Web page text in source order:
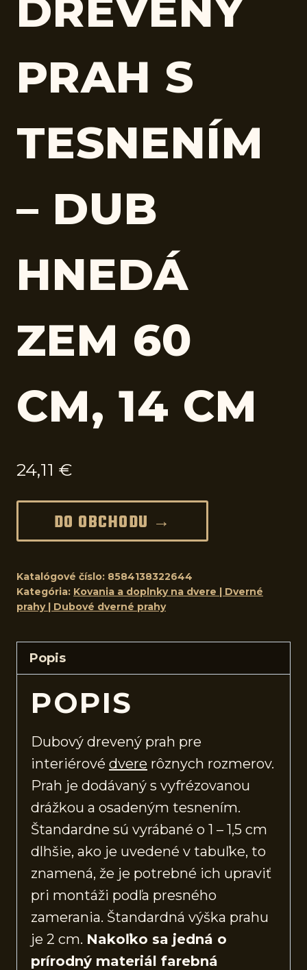
DREVENÝ
PRAH S
TESNENÍM
– DUB
HNEDÁ
ZEM 60
CM, 14 CM
24,11 €
DO OBCHODU →
Katalógové číslo: 8584138322644
Kategória: Kovania a doplnky na dvere | Dverné
prahy | Dubové dverné prahy
Popis
POPIS
Dubový drevený prah pre
interiérové dvere rôznych rozmerov.
Prah je dodávaný s vyfrézovanou
drážkou a osadeným tesnením.
Štandardne sú vyrábané o 1 – 1,5 cm
dlhšie, ako je uvedené v tabuľke, to
znamená, že je potrebné ich upraviť
pri montáži podľa presného
zamerania. Štandardná výška prahu
je 2 cm. Nakoľko sa jedná o
prírodný materiál farebná